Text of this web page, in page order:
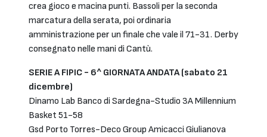
crea gioco e macina punti. Bassoli per la seconda
marcatura della serata, poi ordinaria
amministrazione per un finale che vale il 71-31. Derby
consegnato nelle mani di Cantù.
SERIE A FIPIC - 6^ GIORNATA ANDATA (sabato 21
dicembre)
Dinamo Lab Banco di Sardegna-Studio 3A Millennium
Basket 51-58
Gsd Porto Torres-Deco Group Amicacci Giulianova